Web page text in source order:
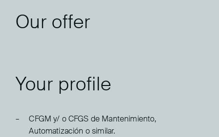
Our offer
Your profile
CFGM y/ o CFGS de Mantenimiento,
Automatización o similar.